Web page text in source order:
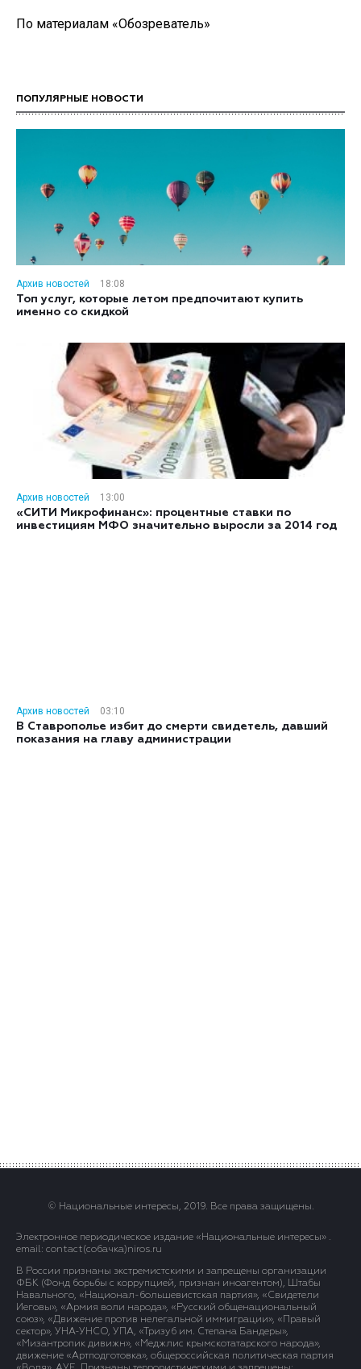
По материалам «Обозреватель»
ПОПУЛЯРНЫЕ НОВОСТИ
Архив новостей
18:08
Топ услуг, которые летом предпочитают купить
именно со скидкой
Архив новостей
13:00
«СИТИ Микрофинанс»: процентные ставки по
инвестициям МФО значительно выросли за 2014 год
Архив новостей
03:10
В Ставрополье избит до смерти свидетель, давший
показания на главу администрации
© Национальные интересы, 2019. Все права защищены.
Электронное периодическое издание «Национальные интересы» .
email: contact(сoбaчка)niros.ru
В России признаны экстремистскими и запрещены организации
ФБК (Фонд борьбы с коррупцией, признан иноагентом), Штабы
Навального, «Национал-большевистская партия», «Свидетели
Иеговы», «Армия воли народа», «Русский общенациональный
союз», «Движение против нелегальной иммиграции», «Правый
сектор», УНА-УНСО, УПА, «Тризуб им. Степана Бандеры»,
«Мизантропик дивижн», «Меджлис крымскотатарского народа»,
движение «Артподготовка», общероссийская политическая партия